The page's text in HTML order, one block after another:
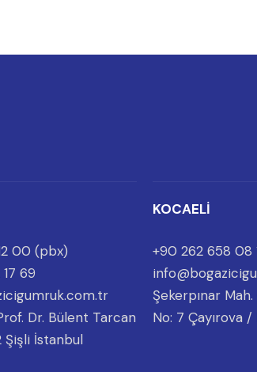
00 (pbx)
69
Dr. Bülent Tarcan
Şişli İstanbul
KOCAELİ
+90 262 658 08
Şekerpınar
No: 7 Çayırova /